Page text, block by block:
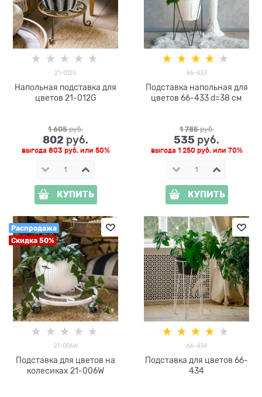
21-012G
Напольная подставка для
цветов 21-012G
1 605 руб.
802 руб.
выгода 803 руб.или 50%
КУПИТЬ
66-433
Подставка напольная для
цветов 66-433 d=38 см
1 785 руб.
535 руб.
выгода 1 250 руб.или 70%
КУПИТЬ
Распродажа
Скидка 50%
21-006W
Подставка для цветов на
колесиках 21-006W
66-434
Подставка для цветов 66-
434